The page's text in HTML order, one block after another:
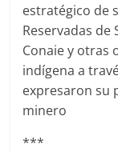
estratégico de
Reservadas de
Conaie y otras
indígena a
expresaron su
minero
***